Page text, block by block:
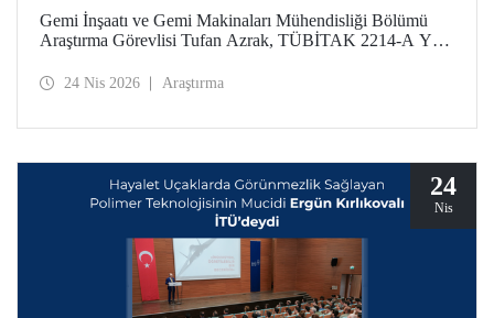
Gemi İnşaatı ve Gemi Makinaları Mühendisliği Bölümü
Araştırma Görevlisi Tufan Azrak, TÜBİTAK 2214-A Yurt
desteklenmeye hak kazandı.
24 Nis 2026 Araştırma
24
Nis